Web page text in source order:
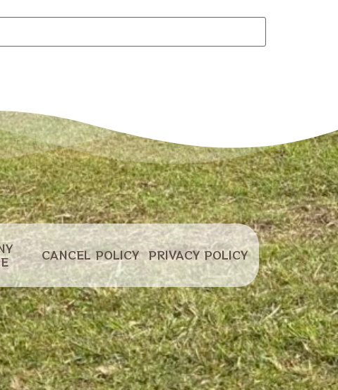
CANCEL POLICY
キャンセル
ポリシー PRIVACY POLICY
プライバシー
ポリシー